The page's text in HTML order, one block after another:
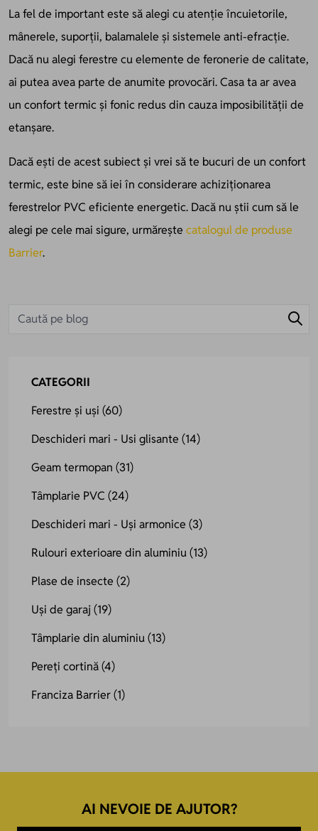
La fel de important este să alegi cu atenție încuietorile,
mânerele, suporții, balamalele și sistemele anti-efracție.
Dacă nu alegi ferestre cu elemente de feronerie de calitate,
ai putea avea parte de anumite provocări. Casa ta ar avea
un confort termic și fonic redus din cauza imposibilității de
etanșare.
Dacă ești de acest subiect și vrei să te bucuri de un confort
termic, este bine să iei în considerare achiziționarea
ferestrelor PVC eficiente energetic. Dacă nu știi cum să le
alegi pe cele mai sigure, urmărește catalogul de produse
Barrier.
CATEGORII
Ferestre și uși (60)
Deschideri mari - Usi glisante (14)
Geam termopan (31)
Tâmplarie PVC (24)
Deschideri mari - Uși armonice (3)
Rulouri exterioare din aluminiu(13)
Plase de insecte (2)
Uși de garaj(19)
Tâmplarie din aluminiu(13)
Pereți cortină(4)
Franciza Barrier(1)
AI NEVOIE DE AJUTOR?